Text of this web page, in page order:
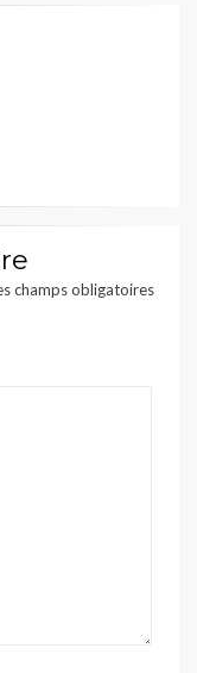
champs obligatoires